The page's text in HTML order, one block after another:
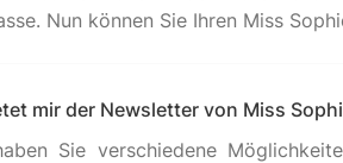
Nun können Sie Ihren Miss
mir der Newsletter von Miss
Sie verschiedene